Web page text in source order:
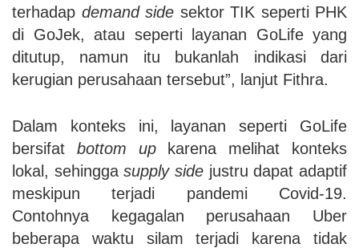
terhadap demand side sektor TIK seperti PHK
di GoJek, atau seperti layanan GoLife yang
ditutup, namun itu bukanlah indikasi dari
kerugian perusahaan tersebut”, lanjut Fithra.
Dalam konteks ini, layanan seperti GoLife
bersifat bottom upkarena melihat konteks
lokal, sehinggasupply side justru dapat adaptif
meskipun terjadi pandemi Covid-19.
Contohnya kegagalan perusahaan Uber
beberapa waktu silam terjadi karena tidak